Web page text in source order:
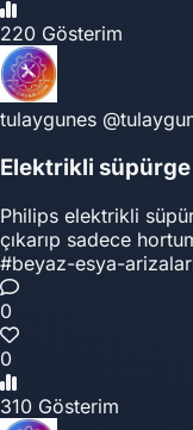
220 Gösterim
tulaygunes
Elektrikli süpürge
Philips elektrikli
çıkarıp sadece
#beyaz-esya-
0
0
310 Gösterim